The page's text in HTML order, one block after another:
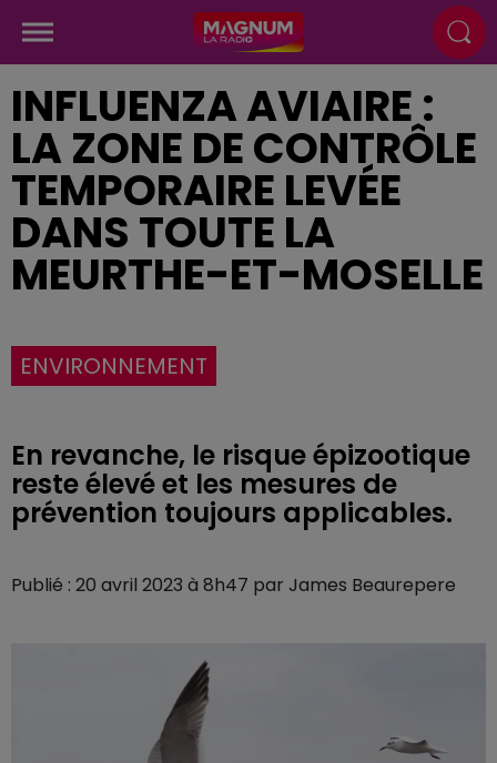
INFLUENZA AVIAIRE :
LA ZONE DE CONTRÔLE
TEMPORAIRE LEVÉE
DANS TOUTE LA
MEURTHE-ET-MOSELLE
ENVIRONNEMENT
En revanche, le risque épizootique
reste élevé et les mesures de
prévention toujours applicables.
Publié : 20 avril 2023 à 8h47 par James Beaurepere